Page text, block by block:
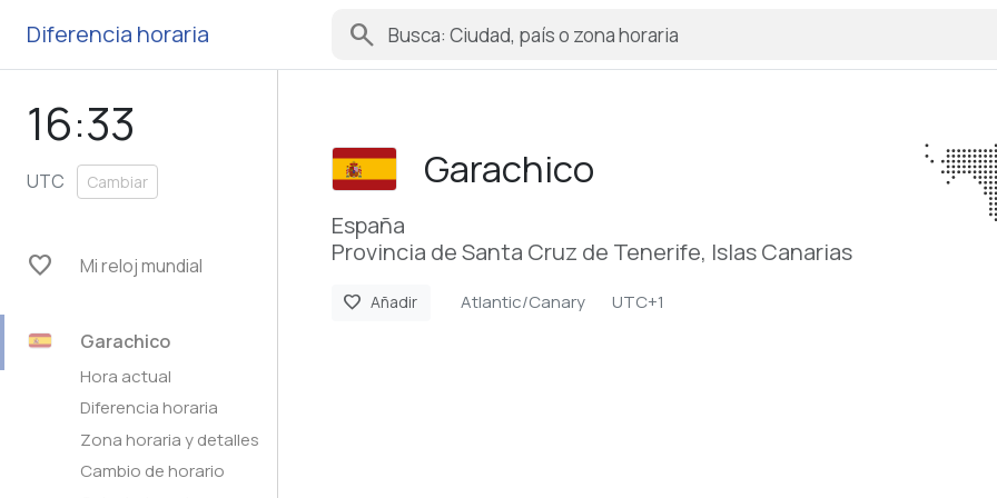
Diferencia horaria search
16:33
UTC Cambiar
favorite Mi reloj mundial
Garachico
Hora actual
Diferencia horaria
Zona horaria y detalles
Cambio de horario
Garachico
España
Provincia de Santa Cruz de Tenerife, Islas Canarias
favorite Añadir Atlantic/Canary UTC+1